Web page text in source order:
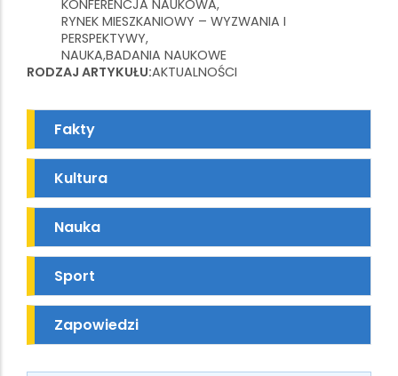
KONFERENCJA NAUKOWA
RYNEK MIESZKANIOWY – WYZWANIA I
PERSPEKTYWY
NAUKA BADANIA NAUKOWE
RODZAJ ARTYKUŁU AKTUALNOŚCI
Fakty
Kultura
Nauka
Sport
Zapowiedzi